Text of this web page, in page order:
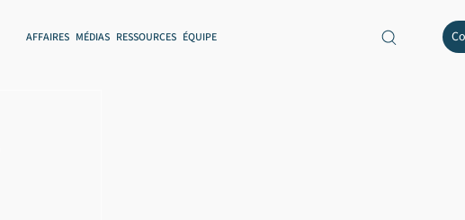
AFFAIRES MÉDIAS RESSOURCES ÉQUIPE